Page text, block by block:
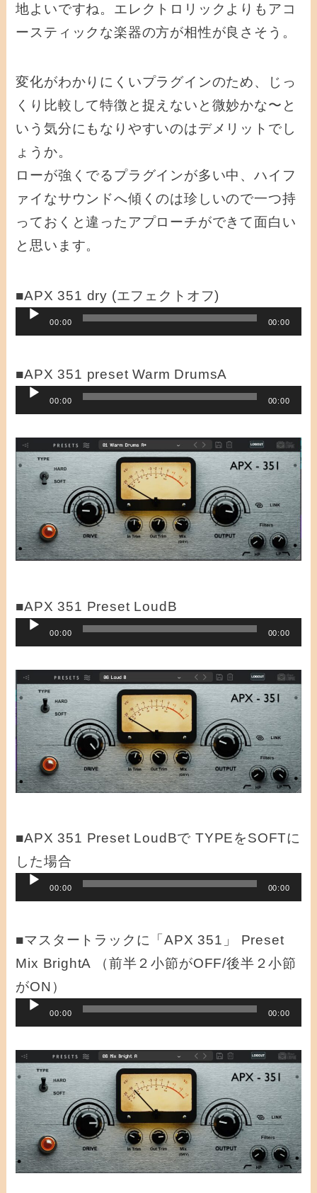
地よいですね。エレクトロリックよりもアコ
ースティックな楽器の方が相性が良さそう。
変化がわかりにくいプラグインのため、じっ
くり比較して特徴と捉えないと微妙かな〜と
いう気分にもなりやすいのはデメリットでし
ょうか。
ローが強くでるプラグインが多い中、ハイフ
ァイなサウンドへ傾くのは珍しいので一つ持
っておくと違ったアプローチができて面白い
と思います。
■APX 351 dry (エフェクトオフ)
レ
ー
ヤ
ー
00:00 00:00
■APX 351 preset Warm DrumsA
プ
レ
ー
ヤ
ー
00:00 00:00
■APX 351 Preset LoudB
プ
レ
ー
ヤ
ー
00:00 00:00
■APX 351 Preset LoudBで TYPEをSOFTに
した場合
レ
ー
ヤ
ー
00:00 00:00
■マスタートラックに「APX 351」 Preset
Mix BrightA （前半２小節がOFF/後半２小節
がON）
プ
レ
ー
ヤ
ー
00:00 00:00